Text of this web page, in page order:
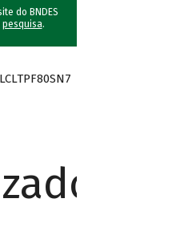
do BNDES
pesquisa.